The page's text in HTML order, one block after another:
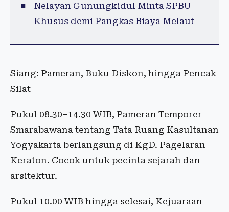
Nelayan Gunungkidul Minta SPBU
Khusus demi Pangkas Biaya Melaut
Siang: Pameran, Buku Diskon, hingga Pencak
Silat
Pukul 08.30–14.30 WIB, Pameran Temporer
Smarabawana tentang Tata Ruang Kasultanan
Yogyakarta berlangsung di KgD. Pagelaran
Keraton. Cocok untuk pecinta sejarah dan
arsitektur.
Pukul 10.00 WIB hingga selesai, Kejuaraan